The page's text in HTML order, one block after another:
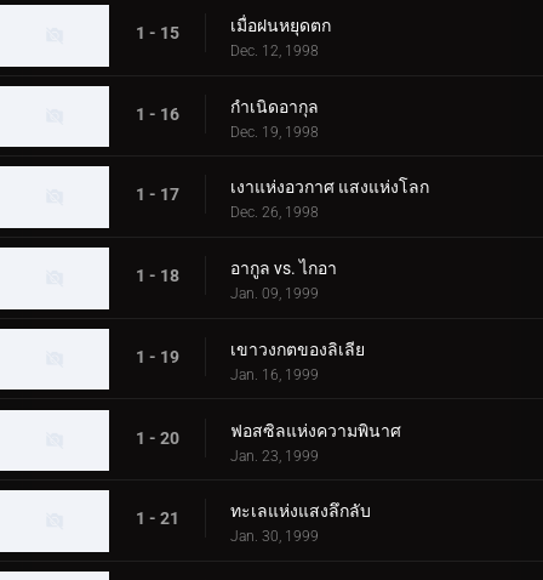
1 - 15 เมื่อฝนหยุดตก
Dec. 12, 1998
1 - 16 กำเนิดอากุล
Dec. 19, 1998
1 - 17 เงาแห่งอวกาศ แสงแห่งโลก
Dec. 26, 1998
1 - 18 อากูล vs. ไกอา
Jan. 09, 1999
1 - 19 เขาวงกตของลิเลีย
Jan. 16, 1999
1 - 20 ฟอสซิลแห่งความพินาศ
Jan. 23, 1999
1 - 21 ทะเลแห่งแสงลึกลับ
Jan. 30, 1999